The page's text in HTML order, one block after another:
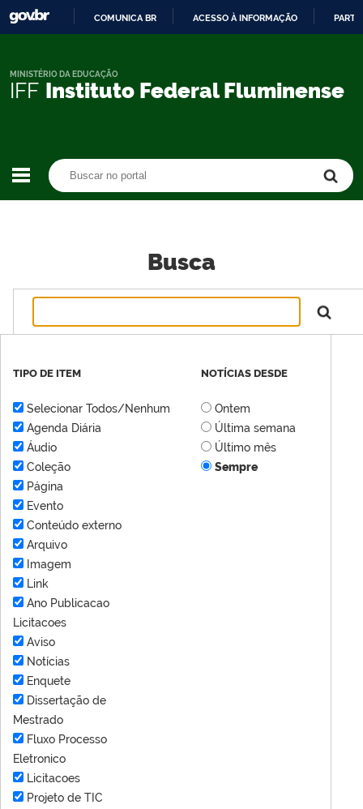
CONTEÚDO
COMUNICA BR ACESSO À INFORMAÇÃO
IFF Instituto Federal Fluminense
MINISTÉRIO DA EDUCAÇÃO
Busca
TIPO DE ITEM
Selecionar Todos/Nenhum
Agenda Diária
Áudio
Coleção
Página
Evento
Conteúdo externo
Arquivo
Imagem
Link
Ano Publicacao
Licitacoes
Aviso
Notícias
Enquete
Dissertação de
Mestrado
Fluxo Processo
Eletronico
Licitacoes
Projeto de TIC
NOTÍCIAS DESDE
Ontem
Última semana
Último mês
Sempre